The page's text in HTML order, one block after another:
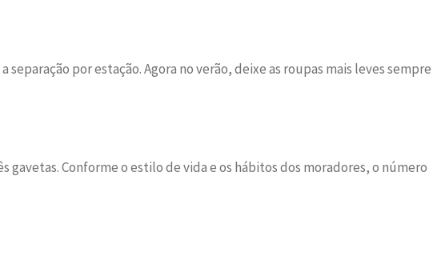
por estação. Agora no verão, deixe as roupas mais leves sempre
Conforme o estilo de vida e os hábitos dos moradores, o número